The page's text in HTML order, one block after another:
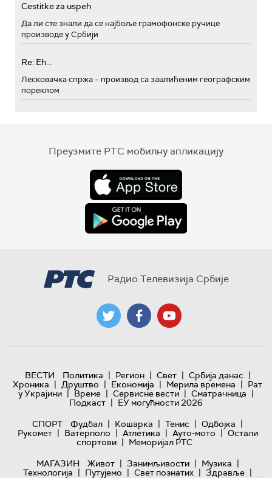
Cestitke za uspeh
Да ли сте знали да се најбоље грамофонске ручице
производе у Србији
Re: Eh...
Лесковачка спржа – производ са заштићеним географским
пореклом
Преузмите РТС мобилну апликацију
Радио Телевизија Србије
ВЕСТИ Политика | Регион | Свет | Србија данас |
Хроника | Друштво | Економија | Мерила времена | Рат
у Украјини | Време | Сервисне вести | Сматрачница |
Подкаст | ЕУ могућности 2026
СПОРТ
Фудбал | Кошарка | Тенис | Одбојка |
Рукомет | Ватерполо | Атлетика | Ауто-мото | Остали
спортови | Меморијал РТС
МАГАЗИН
Живот | Занимљивости | Музика |
Технологијa | Путујемо | Свет познатих | Здравље |